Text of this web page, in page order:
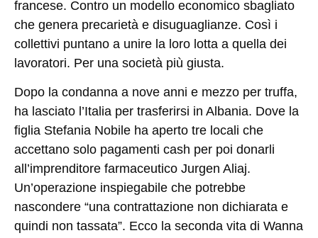
francese. Contro un modello economico sbagliato
che genera precarietà e disuguaglianze. Così i
collettivi puntano a unire la loro lotta a quella dei
lavoratori. Per una società più giusta.
Dopo la condanna a nove anni e mezzo per truffa,
ha lasciato l’Italia per trasferirsi in Albania. Dove la
figlia Stefania Nobile ha aperto tre locali che
accettano solo pagamenti cash per poi donarli
all’imprenditore farmaceutico Jurgen Aliaj.
Un’operazione inspiegabile che potrebbe
nascondere “una contrattazione non dichiarata e
quindi non tassata”. Ecco la seconda vita di Wanna